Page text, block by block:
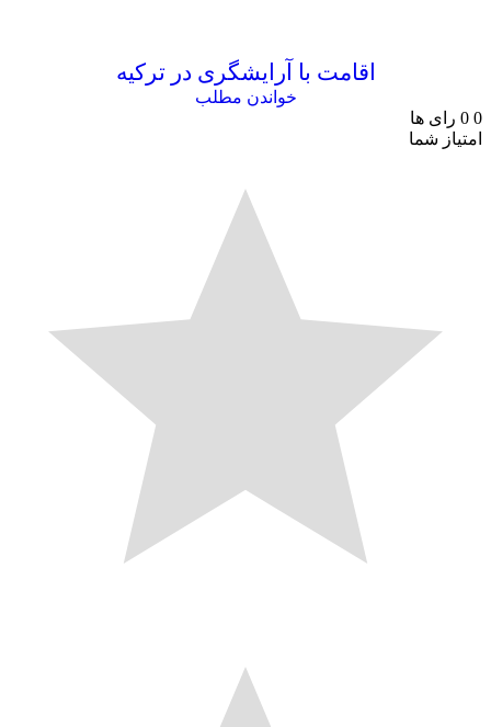
اقامت با آرایشگری در ترکیه
خواندن مطلب
0
0 رای ها
امتیاز شما